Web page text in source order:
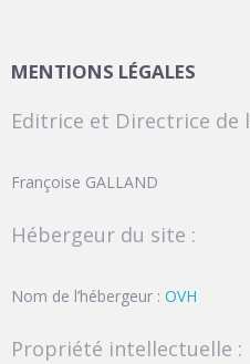
MENTIONS LÉGALES
Editrice et Directrice de
Françoise GALLAND
Hébergeur du site :
Nom de l’hébergeur : OVH
Propriété intellectuelle :